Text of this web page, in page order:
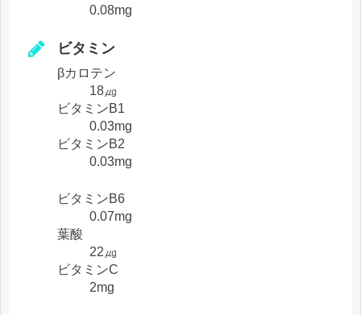
0.08mg
ビタミン
βカロテン
18㎍
ビタミンB1
0.03mg
ビタミンB2
0.03mg
ビタミンB6
0.07mg
葉酸
22㎍
ビタミンC
2mg